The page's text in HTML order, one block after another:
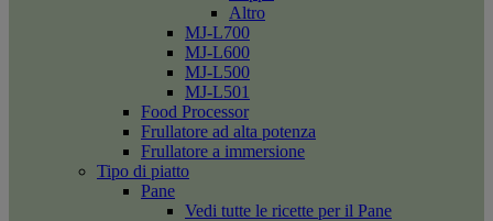
Altro
MJ-L700
MJ-L600
MJ-L500
MJ-L501
Food Processor
Frullatore ad alta potenza
Frullatore a immersione
Tipo di piatto
Pane
Vedi tutte le ricette per il Pane